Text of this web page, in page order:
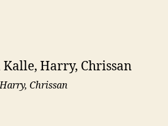
Chrissan